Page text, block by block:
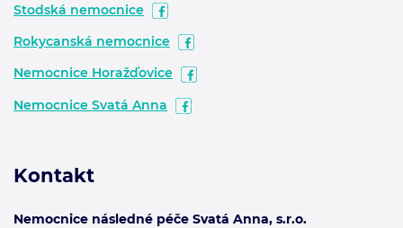
Stodská nemocnice
Rokycanská nemocnice
Nemocnice Horažďovice
Nemocnice Svatá Anna
Kontakt
Nemocnice následné péče Svatá Anna, s.r.o.